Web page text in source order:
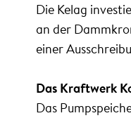
Die Kelag
an der
einer
Das Kraftwerk
Das